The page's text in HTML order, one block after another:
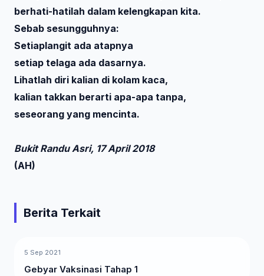
berhati-hatilah dalam kelengkapan kita.
Sebab sesungguhnya:
Setiaplangit ada atapnya
setiap telaga ada dasarnya.
Lihatlah diri kalian di kolam kaca,
kalian takkan berarti apa-apa tanpa,
seseorang yang mencinta.
Bukit Randu Asri, 17 April 2018
(AH)
Berita Terkait
5 Sep 2021
Gebyar Vaksinasi Tahap 1